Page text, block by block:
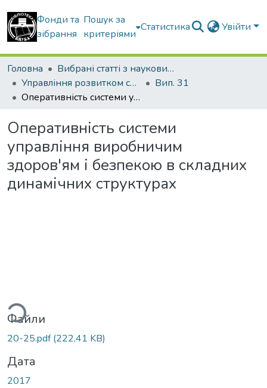
Фонди та
зібрання
Пошук за
критеріями
Статистика Увійти
Головна
Вибрані статті з наукових збірників КНУБА
Управління розвитком складних систем
Вип. 31
Оперативність системи управління виробничим здоров'ям і безпекою в складних динамічних структурах
Оперативність системи
управління виробничим
здоров'ям і безпекою в складних
динамічних структурах
Файли
20-25.pdf(222,41 KB)
Дата
2017